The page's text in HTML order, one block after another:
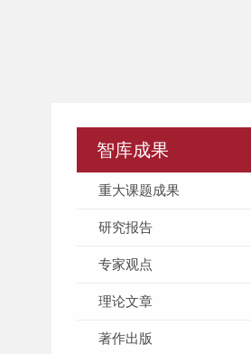
智库成果
重大课题成果
研究报告
专家观点
理论文章
著作出版